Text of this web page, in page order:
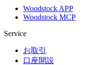
Woodstock APP
Woodstock MCP
Service
お取引
口座開設